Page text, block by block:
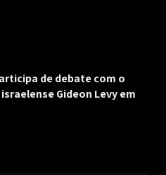
de debate com o
Gideon Levy em